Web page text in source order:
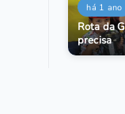
há 1 ano
Rota da
precisa